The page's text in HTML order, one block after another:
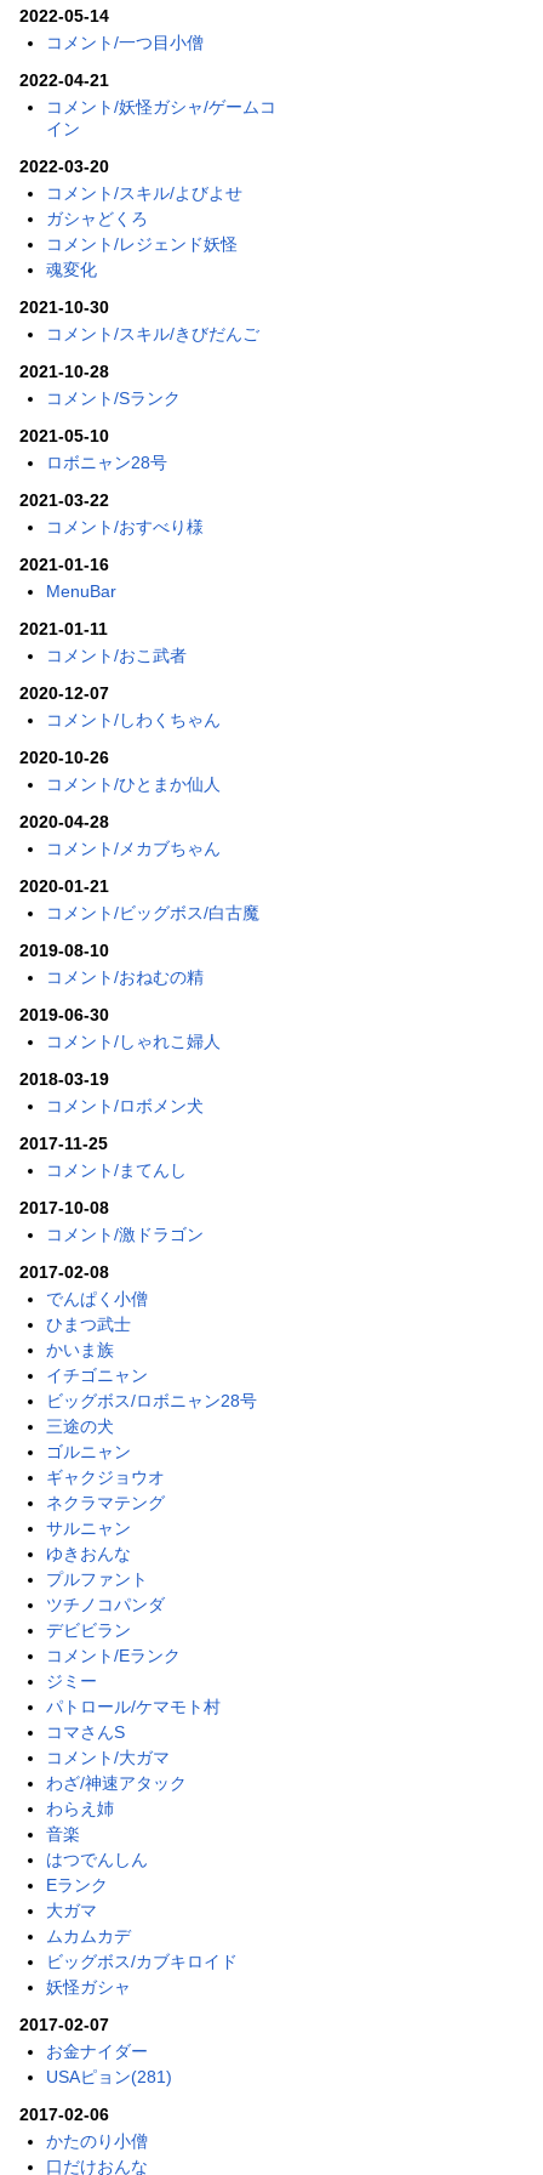
2022-05-14
コメント/一つ目小僧
2022-04-21
コメント/妖怪ガシャ/ゲームコ
イン
2022-03-20
コメント/スキル/よびよせ
ガシャどくろ
コメント/レジェンド妖怪
魂変化
2021-10-30
コメント/スキル/きびだんご
2021-10-28
コメント/Sランク
2021-05-10
ロボニャン28号
2021-03-22
コメント/おすべり様
2021-01-16
MenuBar
2021-01-11
コメント/おこ武者
2020-12-07
コメント/しわくちゃん
2020-10-26
コメント/ひとまか仙人
2020-04-28
コメント/メカブちゃん
2020-01-21
コメント/ビッグボス/白古魔
2019-08-10
コメント/おねむの精
2019-06-30
コメント/しゃれこ婦人
2018-03-19
コメント/ロボメン犬
2017-11-25
コメント/まてんし
2017-10-08
コメント/激ドラゴン
2017-02-08
でんぱく小僧
ひまつ武士
かいま族
イチゴニャン
ビッグボス/ロボニャン28号
三途の犬
ゴルニャン
ギャクジョウオ
ネクラマテング
サルニャン
ゆきおんな
プルファント
ツチノコパンダ
デビビラン
コメント/Eランク
ジミー
パトロール/ケマモト村
コマさんS
コメント/大ガマ
わざ/神速アタック
わらえ姉
音楽
はつでんしん
Eランク
大ガマ
ムカムカデ
ビッグボス/カブキロイド
妖怪ガシャ
2017-02-07
お金ナイダー
USAピョン(281)
2017-02-06
かたのり小僧
口だけおんな